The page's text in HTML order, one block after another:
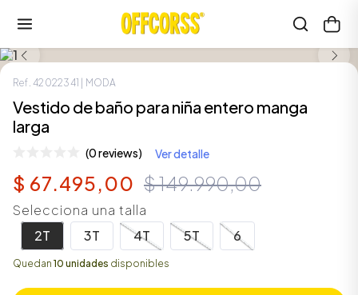
LOOK COMPLETO
Ref.42022341 | MODA
Vestido de baño para niña entero manga
larga
(0 reviews) Ver detalle
$ 67.495,00 $149.990,00
Selecciona una talla
2T
3T 4T 5T 6
Quedan 10 unidades disponibles